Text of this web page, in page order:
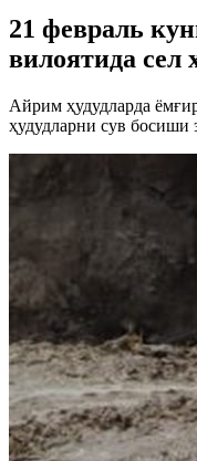
21 февраль
вилоятида сел
Айрим ҳудудларда
ҳудудларни сув